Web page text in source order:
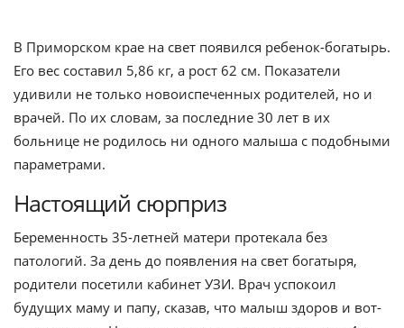
В Приморском крае на свет появился ребенок-богатырь.
Его вес составил 5,86 кг, а рост 62 см. Показатели
удивили не только новоиспеченных родителей, но и
врачей. По их словам, за последние 30 лет в их
больнице не родилось ни одного малыша с подобными
параметрами.
Настоящий сюрприз
Беременность 35-летней матери протекала без
патологий. За день до появления на свет богатыря,
родители посетили кабинет УЗИ. Врач успокоил
будущих маму и папу, сказав, что малыш здоров и вот-